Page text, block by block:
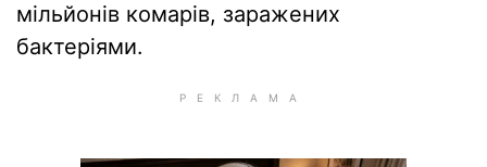
мільйонів комарів, заражених
бактеріями.